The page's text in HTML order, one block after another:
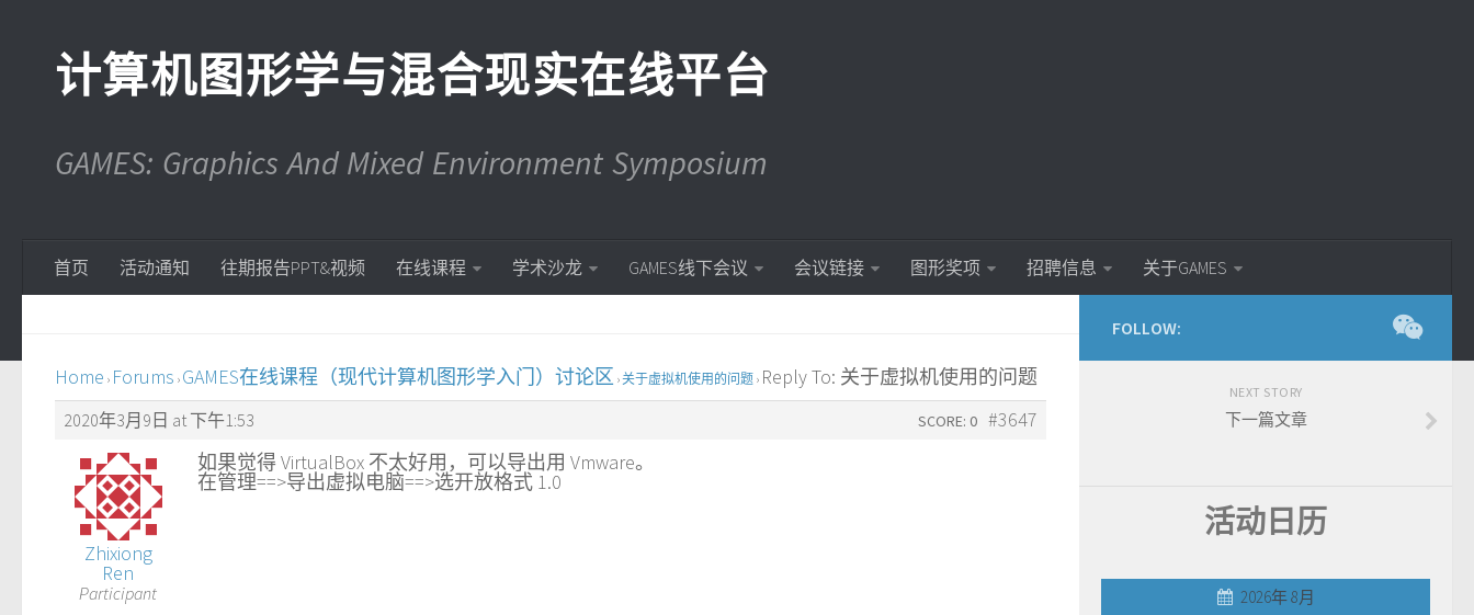
计算机图形学与混合现实在线平台
GAMES: Graphics And Mixed Environment Symposium
首页 活动通知 往期报告PPT&视频 在线课程 学术沙龙 GAMES线下会议 会议链接 图形奖项 招聘信息 关于GAMES
Home › Forums › GAMES在线课程（现代计算机图形学入门）讨论区 ›关于虚拟机使用的问题 › Reply To: 关于虚拟机使用的问题
2020年3月9日 at 下午1:53 #3647
SCORE: 0
Zhixiong
Ren
Participant
如果觉得 VirtualBox 不太好用，可以导出用 Vmware。
在管理==>导出虚拟电脑==>选开放格式 1.0
FOLLOW:
NEXT STORY
下一篇文章
活动日历
2026年 8月